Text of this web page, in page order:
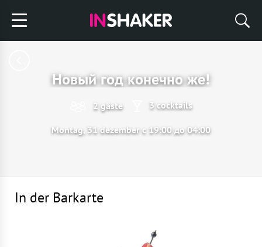
Новый год конечно же!
2 gäste 3 cocktails
Montag, 31 dezember с 19:00 до 04:00
In der Barkarte